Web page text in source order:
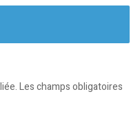
Les champs obligatoires